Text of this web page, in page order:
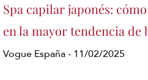
Spa capilar japonés:
en la mayor tendencia de
Vogue España - 11/02/2025